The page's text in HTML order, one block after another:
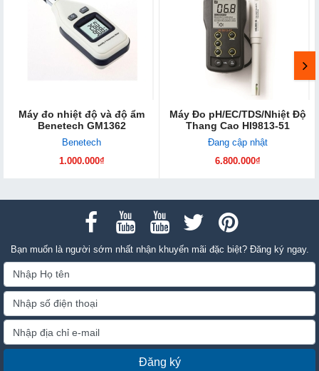
Máy đo nhiệt độ và độ ẩm
Benetech GM1362
Benetech
1.000.000₫
Máy Đo pH/EC/TDS/Nhiệt Độ
Thang Cao HI9813-51
Đang cập nhật
6.800.000₫
Bạn muốn là người sớm nhất nhận khuyến mãi đặc biệt? Đăng ký ngay.
Đăng ký